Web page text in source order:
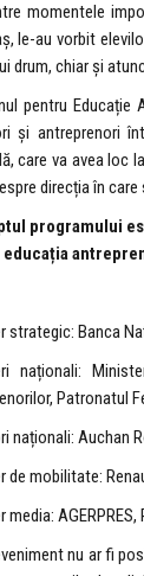
momentele
le-au vorbit
drum, chiar și
pentru Educație
și antreprenori
care va avea loc
direcția în
programului
strategic: Banca
naționali:
Patronatul
naționali: Auchan
de mobilitate:
media:
nu ar fi